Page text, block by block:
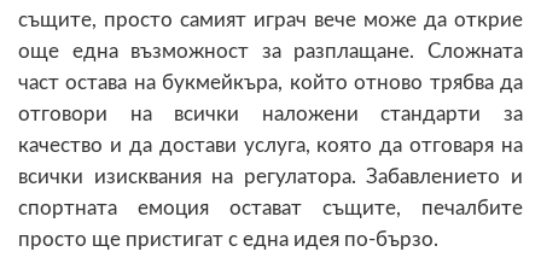
същите, просто самият играч вече може да открие
още една възможност за разплащане. Сложната
част остава на букмейкъра, който отново трябва да
отговори на всички наложени стандарти за
качество и да достави услуга, която да отговаря на
всички изисквания на регулатора. Забавлението и
спортната емоция остават същите, печалбите
просто ще пристигат с една идея по-бързо.